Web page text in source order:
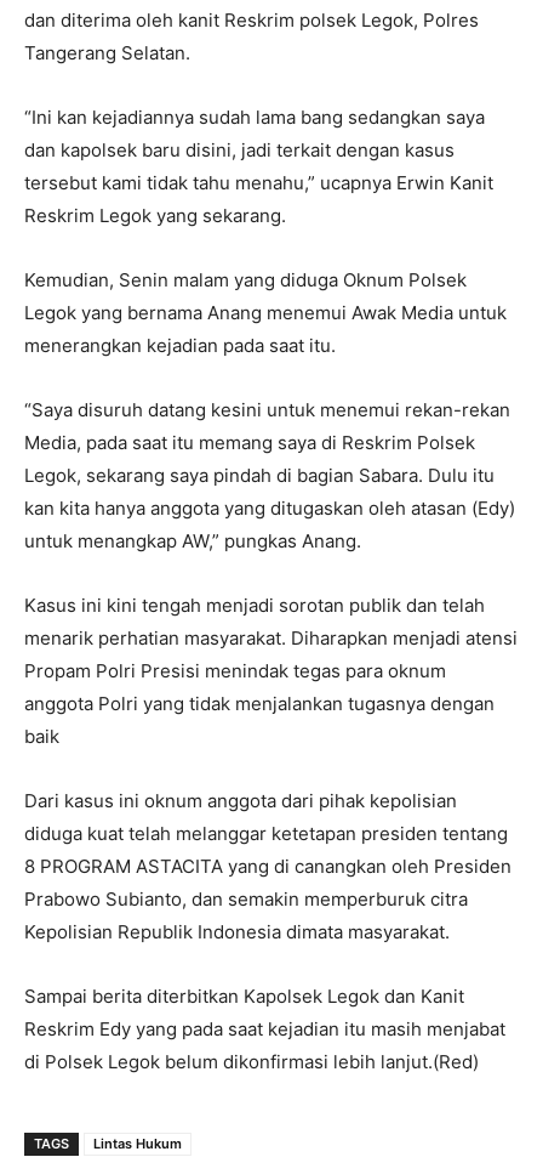
dan diterima oleh kanit Reskrim polsek Legok, Polres
Tangerang Selatan.
“Ini kan kejadiannya sudah lama bang sedangkan saya
dan kapolsek baru disini, jadi terkait dengan kasus
tersebut kami tidak tahu menahu,” ucapnya Erwin Kanit
Reskrim Legok yang sekarang.
Kemudian, Senin malam yang diduga Oknum Polsek
Legok yang bernama Anang menemui Awak Media untuk
menerangkan kejadian pada saat itu.
“Saya disuruh datang kesini untuk menemui rekan-rekan
Media, pada saat itu memang saya di Reskrim Polsek
Legok, sekarang saya pindah di bagian Sabara. Dulu itu
kan kita hanya anggota yang ditugaskan oleh atasan (Edy)
untuk menangkap AW,” pungkas Anang.
Kasus ini kini tengah menjadi sorotan publik dan telah
menarik perhatian masyarakat. Diharapkan menjadi atensi
Propam Polri Presisi menindak tegas para oknum
anggota Polri yang tidak menjalankan tugasnya dengan
baik
Dari kasus ini oknum anggota dari pihak kepolisian
diduga kuat telah melanggar ketetapan presiden tentang
8 PROGRAM ASTACITA yang di canangkan oleh Presiden
Prabowo Subianto, dan semakin memperburuk citra
Kepolisian Republik Indonesia dimata masyarakat.
Sampai berita diterbitkan Kapolsek Legok dan Kanit
Reskrim Edy yang pada saat kejadian itu masih menjabat
di Polsek Legok belum dikonfirmasi lebih lanjut.(Red)
TAGS Lintas Hukum